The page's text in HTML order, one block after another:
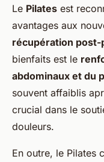
Le Pilates est
avantages aux
récupération post-
bienfaits est le
abdominaux et du
souvent affaiblis
crucial dans le
douleurs.
En outre, le Pilates